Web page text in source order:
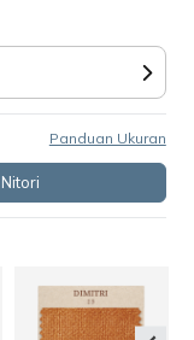
Panduan Ukuran